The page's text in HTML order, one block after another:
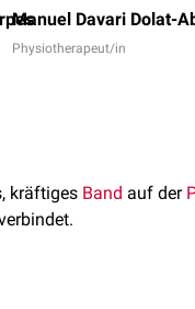
Manuel Davari Dolat-
Physiotherapeut/in
kräftiges Band auf der